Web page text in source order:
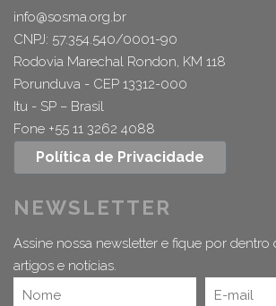
info@sosma.org.br
CNPJ: 57.354.540/0001-90
Rodovia Marechal Rondon, KM 118
Porunduva - CEP 13312-000
Itu - SP – Brasil
Fone +55 11 3262 4088
Política de Privacidade
NEWSLETTER
Assine nossa newsletter e fique por dentro
artigos e notícias.